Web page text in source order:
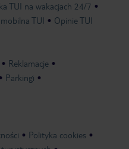
TUI na wakacjach 24/7
TUI Opinie TUI
Reklamacje
Parkingi
Polityka cookies